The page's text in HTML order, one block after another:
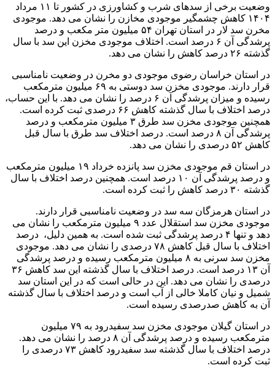
وضعیت برخی از سدهای شرب و کشاورزی در کشور تا ۱۱ مرداد
۱۴۰۴ کاهش چشمگیر موجودی مخازن را نشان می دهد. موجودی
مخرن سد لار در استان تهران ۵۴ میلیون متر مکعب و درصد
پرشدگی آن ۶ درصد است. اختلاف موجودی مخزن این سد با سال
گذشته ۲۶ درصد کاهش را نشان می دهد.
در استان خراسان رضوی موجودی دو مخرن در وضعیت نامناسبی
قرار دارند. موجودی مخزن سد دوستی به ۶۹ میلیون مترمکعب
رسیده و میزان پرشدگی آن ۶ درصد را نشان می دهد. با این حساب،
درصد اختلاف با سال گذشته کاهش ۶۶ درصدی ثبت کرده است.
همچنین موجودی مخزن سد طرق ۳ میلیون مترمکعب و درصد
پرشدگی آن ۸ درصد است. درصد اختلاف سد طرق با سال قبل
کاهش ۵۲ درصدی را نشان می دهد.
در استان قم موجودی مخزن سد پانزده خرداد ۱۹ میلیون مترمکعب
و درصد پرشدگی آن ۱۰ درصد است. همچنین درصد اختلاف با سال
گذشته ۳۰ درصد کاهش را ثبت کرده است.
در استان هرمزگان سه سد در وضعیت نامناسبی قرار دارند.
موجودی مخزن سد استقلال عدد ۹ میلیون مترمکعب را نشان می
دهد و تنها ۴ درصد پرشدگی ثبت شده است. به همین دلیل، ‌ درصد
اختلاف با سال قبل کاهش ۷۸ درصدی را نشان می دهد. موجودی
مخزن سد سرنی به ۸ میلیون مترمکعب رسیده و درصد پرشدگی
آن ۱۳ درصد است. درصد اختلاف با سال گذشته این سد کاهش ۳۶
درصدی را نشان می دهد. این در حالی است که در این استان سد
شمیل و نیان کاملا خالی از آب است و درصد اختلاف با سال گذشته
آن به کاهش صدرصدی رسیده است.
در استان گیلان موجودی مخزن سد سفیدرود به ۷۹ میلیون
مترمکعب رسیده و درصد پرشدگی آن ۸ درصد را نشان می دهد.
درصد اختلاف با سال گذشته سد سفیدرود کاهش ۷۳ درصدی را
ثبت کرده است.